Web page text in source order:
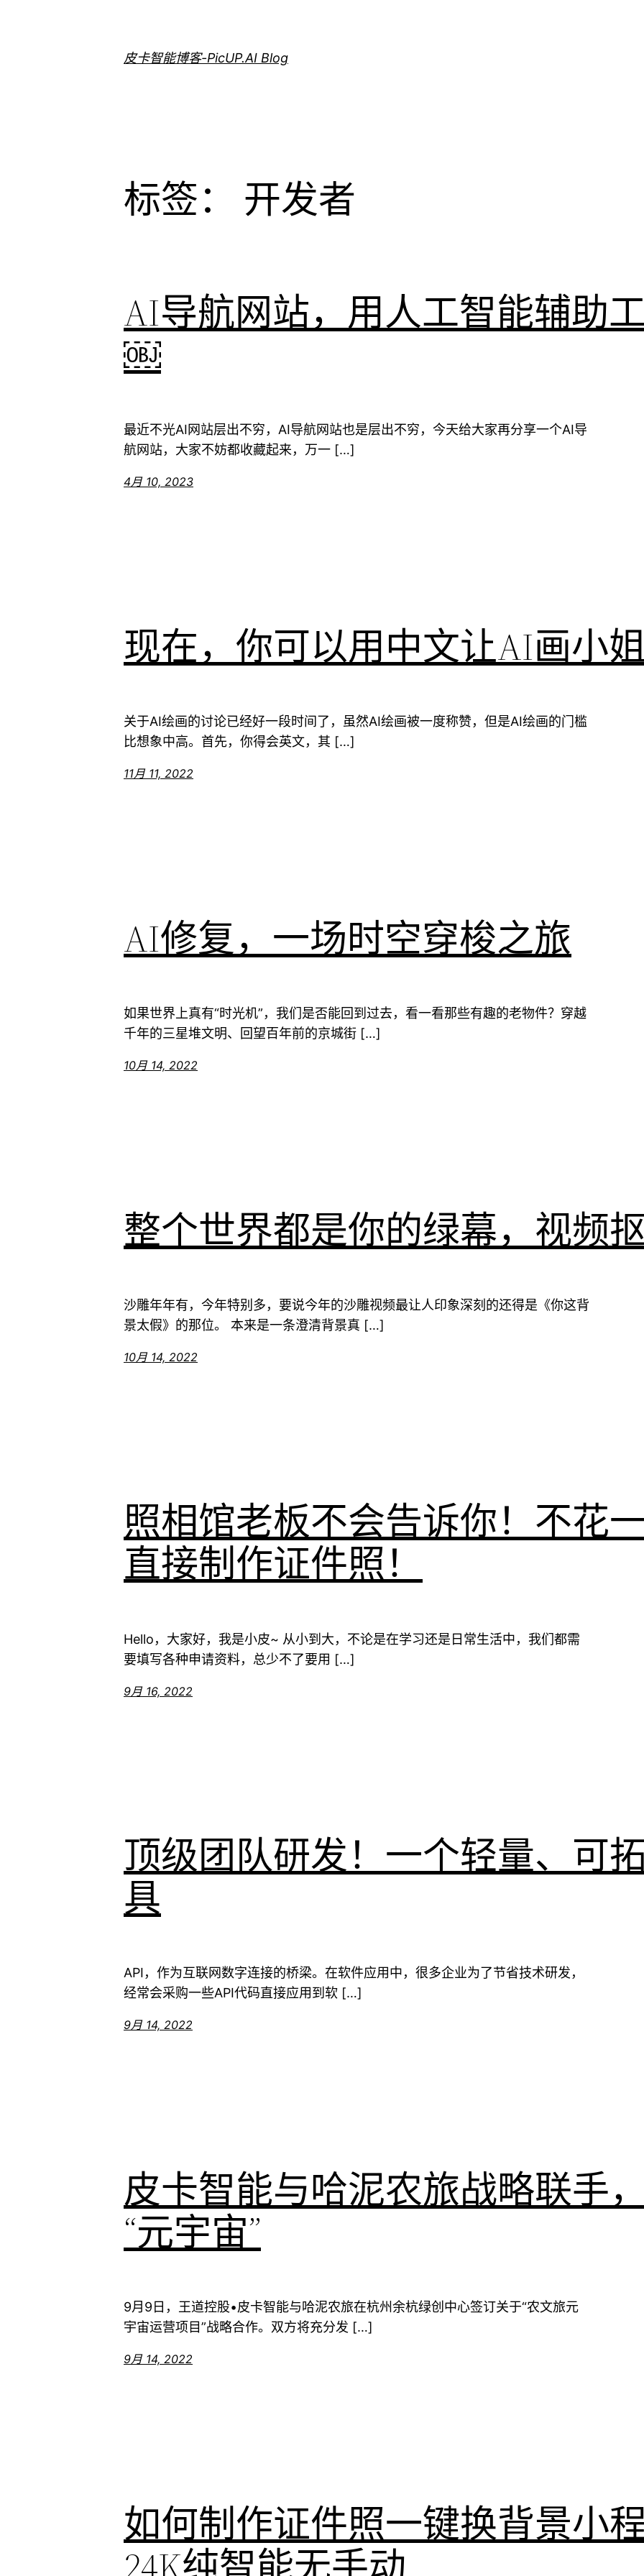
皮卡智能博客-PicUP.AI Blog
标签： 开发者
AI导航网站，用人工智能辅助
￼
最近不光AI网站层出不穷，AI导航网站也是层出不穷，今天给大家再分享一个AI导
航网站，大家不妨都收藏起来，万一 […]
4月 10, 2023
现在，你可以用中文让AI画小
关于AI绘画的讨论已经好一段时间了，虽然AI绘画被一度称赞，但是AI绘画的门槛
比想象中高。首先，你得会英文，其 […]
11月 11, 2022
AI修复，一场时空穿梭之旅
如果世界上真有“时光机”，我们是否能回到过去，看一看那些有趣的老物件？穿越
千年的三星堆文明、回望百年前的京城街 […]
10月 14, 2022
整个世界都是你的绿幕，视频
沙雕年年有，今年特别多，要说今年的沙雕视频最让人印象深刻的还得是《你这背
景太假》的那位。 本来是一条澄清背景真 […]
10月 14, 2022
照相馆老板不会告诉你！不花
直接制作证件照！
Hello，大家好，我是小皮~ 从小到大，不论是在学习还是日常生活中，我们都需
要填写各种申请资料，总少不了要用 […]
9月 16, 2022
顶级团队研发！一个轻量、可
具
API，作为互联网数字连接的桥梁。在软件应用中，很多企业为了节省技术研发，
经常会采购一些API代码直接应用到软 […]
9月 14, 2022
皮卡智能与哈泥农旅战略联手
“元宇宙”
9月9日，王道控股•皮卡智能与哈泥农旅在杭州余杭绿创中心签订关于“农文旅元
宇宙运营项目”战略合作。双方将充分发 […]
9月 14, 2022
如何制作证件照一键换背景小